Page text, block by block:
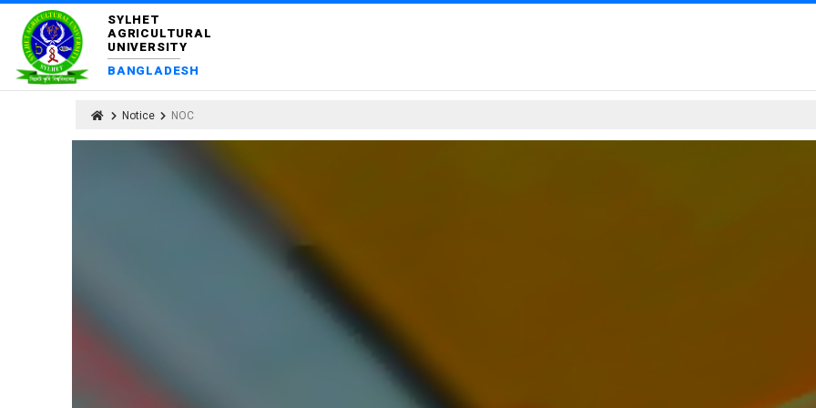
SYLHET
AGRICULTURAL
UNIVERSITY
BANGLADESH
Notice NOC